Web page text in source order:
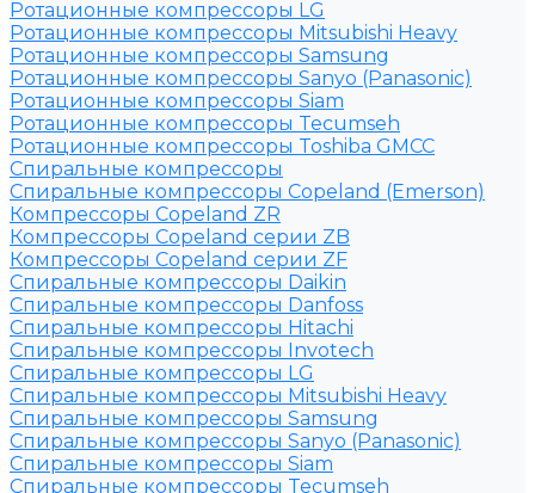
Ротационные компрессоры LG
Ротационные компрессоры Mitsubishi Heavy
Ротационные компрессоры Samsung
Ротационные компрессоры Sanyo (Panasonic)
Ротационные компрессоры Siam
Ротационные компрессоры Tecumseh
Ротационные компрессоры Toshiba GMCC
Спиральные компрессоры
Спиральные компрессоры Copeland (Emerson)
Компрессоры Copeland ZR
Компрессоры Copeland серии ZB
Компрессоры Copeland серии ZF
Спиральные компрессоры Daikin
Спиральные компрессоры Danfoss
Спиральные компрессоры Hitachi
Спиральные компрессоры Invotech
Спиральные компрессоры LG
Спиральные компрессоры Mitsubishi Heavy
Спиральные компрессоры Samsung
Спиральные компрессоры Sanyo (Panasonic)
Спиральные компрессоры Siam
Спиральные компрессоры Tecumseh